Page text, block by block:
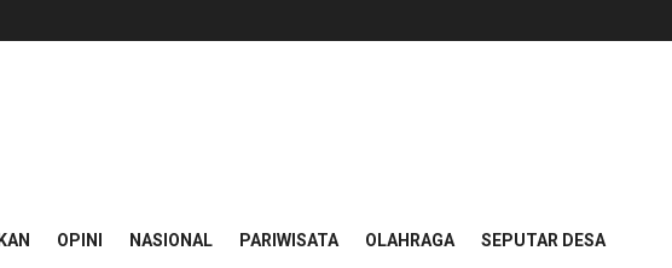
OPINI NASIONAL PARIWISATA OLAHRAGA SEPUTAR DESA